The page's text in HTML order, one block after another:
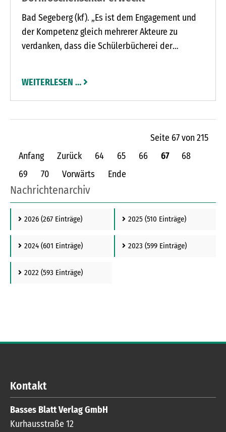
Bad Segeberg (kf). „Es ist dem Engagement und
der Kompetenz gleich mehrerer Akteure zu
verdanken, dass die Schülerbücherei der
und neu eröffnet wurde“, lobte Schulleiter Dr.
Thilo Philipp. Zu diesen Beteiligten gehörten
neben den drei Lehrkräften Nancy Skibber, Lars
Glombik, die das Konzept der ruhigen Pause vor
Ort betreuen und gleichzeitig die Ausleihe und
Rückgabe der Bücher in der großen Pause ( 10.40
bis 11 Uhr) ehrenamtlich übernehmen.
WEITERLESEN …
Seite 67 von 215
Anfang
Zurück 64 65 66 67
68
69
70 Vorwärts Ende
Nachrichtenarchiv
2026 (267 Einträge) 2025 (510 Einträge)
2024 (601 Einträge) 2023 (599 Einträge)
2022 (593 Einträge)
Kontakt
Basses Blatt Verlag GmbH
Kurhausstraße 12